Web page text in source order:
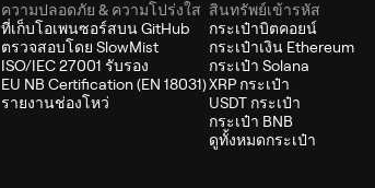
ความปลอดภัย & ความโปร่งใส
ที่เก็บโอเพนซอร์สบน GitHub
ตรวจสอบโดย SlowMist
ISO/IEC 27001 รับรอง
EU NB Certification (EN 18031)
รายงานช่องโหว่
สินทรัพย์เข้ารหัส
กระเป๋าบิตคอยน์
กระเป๋าเงิน Ethereum
กระเป๋า Solana
XRP กระเป๋า
USDT กระเป๋า
กระเป๋า BNB
ดูทั้งหมดกระเป๋า